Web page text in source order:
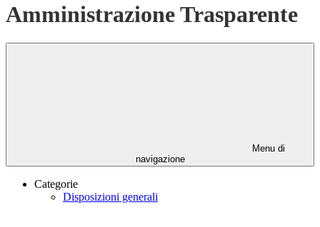
Amministrazione Trasparente
Menu di
navigazione
Categorie
Disposizioni generali